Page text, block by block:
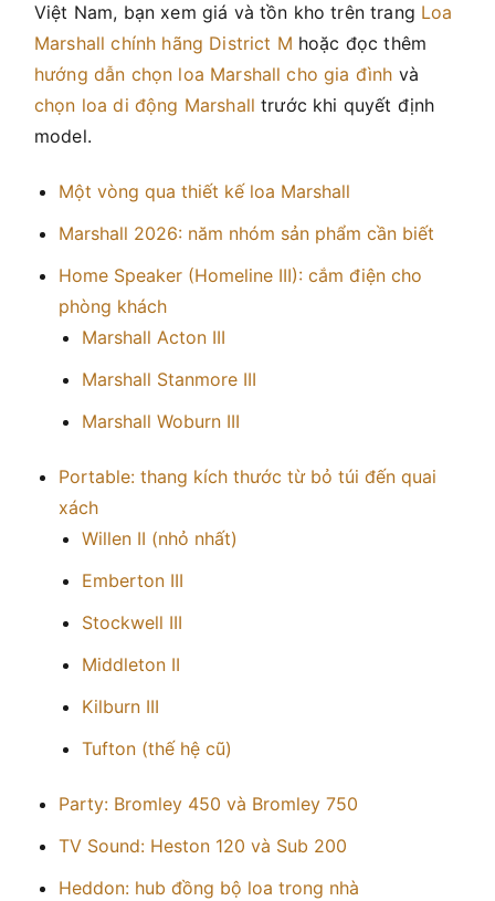
Việt Nam, bạn xem giá và tồn kho trên trang Loa
Marshall chính hãng District M hoặc đọc thêm
hướng dẫn chọn loa Marshall cho gia đình và
chọn loa di động Marshall trước khi quyết định
model.
Một vòng qua thiết kế loa Marshall
Marshall 2026: năm nhóm sản phẩm cần biết
Home Speaker (Homeline III): cắm điện cho
phòng khách
Marshall Acton III
Marshall Stanmore III
Marshall Woburn III
Portable: thang kích thước từ bỏ túi đến quai
xách
Willen II (nhỏ nhất)
Emberton III
Stockwell III
Middleton II
Kilburn III
Tufton (thế hệ cũ)
Party: Bromley 450 và Bromley 750
TV Sound: Heston 120 và Sub 200
Heddon: hub đồng bộ loa trong nhà